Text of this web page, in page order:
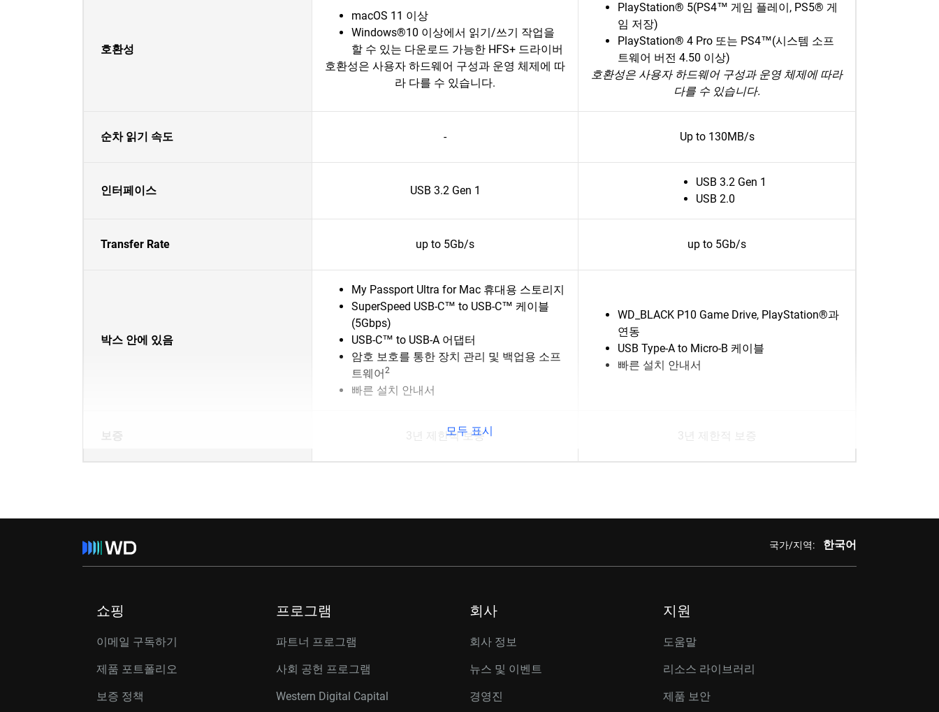
호환성
macOS 11 이상
Windows®10 이상에서 읽기/쓰기 작업을
할 수 있는 다운로드 가능한 HFS+ 드라이버
호환성은 사용자 하드웨어 구성과 운영 체제에 따
라 다를 수 있습니다.
PlayStation® 5(PS4™ 게임 플레이, PS5® 게
임 저장)
PlayStation® 4 Pro 또는 PS4™(시스템 소프
트웨어 버전 4.50 이상)
호환성은 사용자 하드웨어 구성과 운영 체제에 따라
다를 수 있습니다.
순차 읽기 속도 - Up to 130MB/s
인터페이스 USB 3.2 Gen 1
USB 3.2 Gen 1
USB 2.0
Transfer Rate up to 5Gb/s up to 5Gb/s
박스 안에 있음
My Passport Ultra for Mac 휴대용 스토리지
SuperSpeed USB-C™ to USB-C™ 케이블
(5Gbps)
USB-C™ to USB-A 어댑터
암호 보호를 통한 장치 관리 및 백업용 소프
트웨어2
빠른 설치 안내서
WD_BLACK P10 Game Drive, PlayStation®과
연동
USB Type-A to Micro-B 케이블
빠른 설치 안내서
보증 3년 제한적 보증 3년 제한적 보증
모두 표시
국가/지역: 한국어
쇼핑
이메일 구독하기
제품 포트폴리오
보증 정책
프로그램
파트너 프로그램
사회 공헌 프로그램
Western Digital Capital
회사
회사 정보
뉴스 및 이벤트
경영진
지원
도움말
리소스 라이브러리
제품 보안